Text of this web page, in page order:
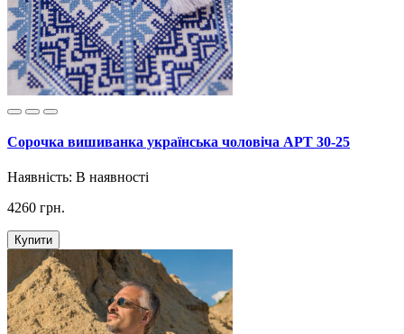
Сорочка вишиванка українська чоловіча АРТ 30-25
Наявність: В наявності
4260 грн.
Купити